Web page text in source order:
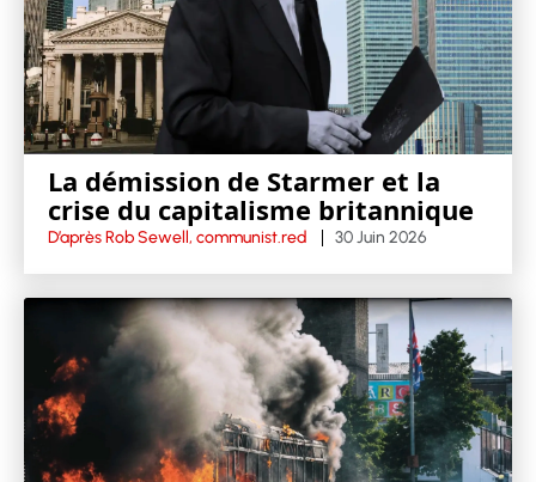
La démission de Starmer et la
crise du capitalisme britannique
D’après Rob Sewell, communist.red 30 Juin 2026